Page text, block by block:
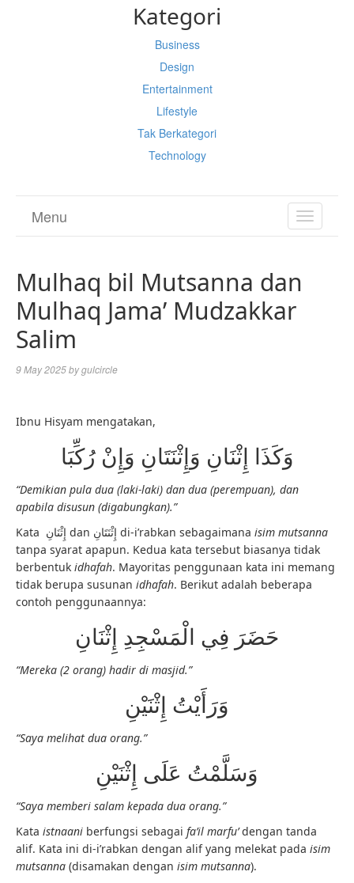
Kategori
Business
Design
Entertainment
Lifestyle
Tak Berkategori
Technology
TOGGLE
Menu
Mulhaq bil Mutsanna dan
Mulhaq Jama’ Mudzakkar
Salim
9 May 2025bygulcircle
Ibnu Hisyam mengatakan,
وَكَذَا إِثْنَانِ وَإِثْنَتَانِ وَإِنْ رُكِّبَا
“Demikian pula dua (laki-laki) dan dua (perempuan), dan
apabila disusun (digabungkan).”
Kata إِثْنَانِ dan إِثْنَتَانِ di-i’rabkan sebagaimana isim mutsanna
tanpa syarat apapun. Kedua kata tersebut biasanya tidak
berbentuk idhafah. Mayoritas penggunaan kata ini memang
tidak berupa susunan idhafah. Berikut adalah beberapa
contoh penggunaannya:
حَضَرَ فِي الْمَسْجِدِ إِثْنَانِ
“Mereka (2 orang) hadir di masjid.”
وَرَأَيْتُ إِثْنَيْنِ
“Saya melihat dua orang.”
وَسَلَّمْتُ عَلَى إِثْنَيْنِ
“Saya memberi salam kepada dua orang.”
Kata istnaani berfungsi sebagai fa’il marfu’dengan tanda
alif. Kata ini di-i’rabkan dengan alif yang melekat pada isim
mutsanna (disamakan dengan isim mutsanna).